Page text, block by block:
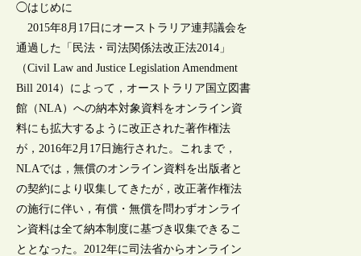
◯はじめに
2015年8月17日にオーストラリア連邦議会を
通過した「民法・司法関係法改正法2014」
（Civil Law and Justice Legislation Amendment
Bill 2014）によって，オーストラリア国立図書
館（NLA）への納本対象資料をオンライン資
料にも拡大するように改正された著作権法
が，2016年2月17日施行された。これまで，
NLAでは，無償のオンライン資料を出版者と
の契約により収集してきたが，改正著作権法
の施行に伴い，有償・無償を問わずオンライ
ン資料は全て納本制度に基づき収集できるこ
ととなった。2012年に司法省からオンライン